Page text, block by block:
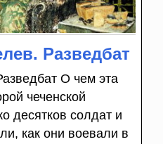
Разведбат
О чем эта
чеченской
десятков солдат и
как они воевали в